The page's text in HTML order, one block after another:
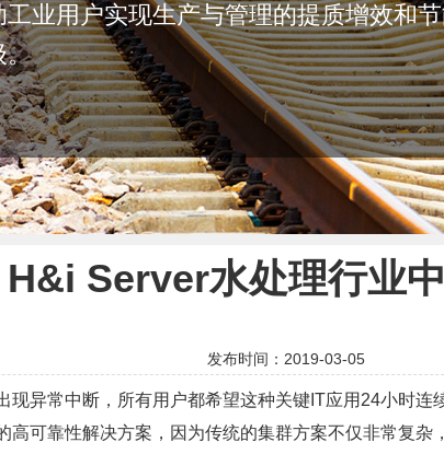
业用户实现生产与管理的提质增效和
。
H&i Server水处理行业
发布时间：2019-03-05
现异常中断，所有用户都希望这种关键IT应用24小时
可靠性解决方案，因为传统的集群方案不仅非常复杂